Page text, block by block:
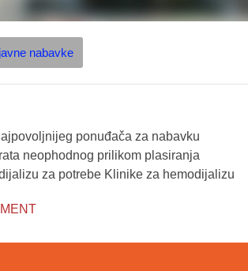
nabavke
ponuđača za nabavku
neophodnog prilikom plasiranja
za potrebe Klinike za hemodijalizu